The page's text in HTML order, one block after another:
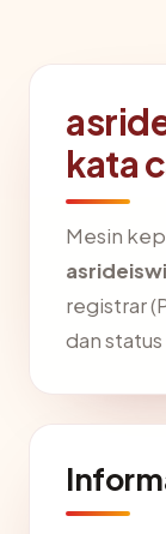
kata
Mesin
registrar
dan status